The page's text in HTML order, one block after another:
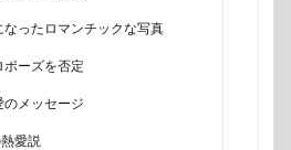
なったロマンチックな写真
ーズを否定
メッセージ
愛説